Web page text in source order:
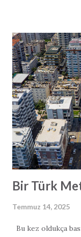
durumda. Vaat:
Türk hükümeti
olarak tanımlıyor.
sayesinde mevcut
dakikaya indirecek.
8 tünel ve 19
uygun şekilde
otoyol, bölgesel
görülüyor. Daha iyi
Bir Türk
Temmuz 14, 2025
Bu kez oldukça